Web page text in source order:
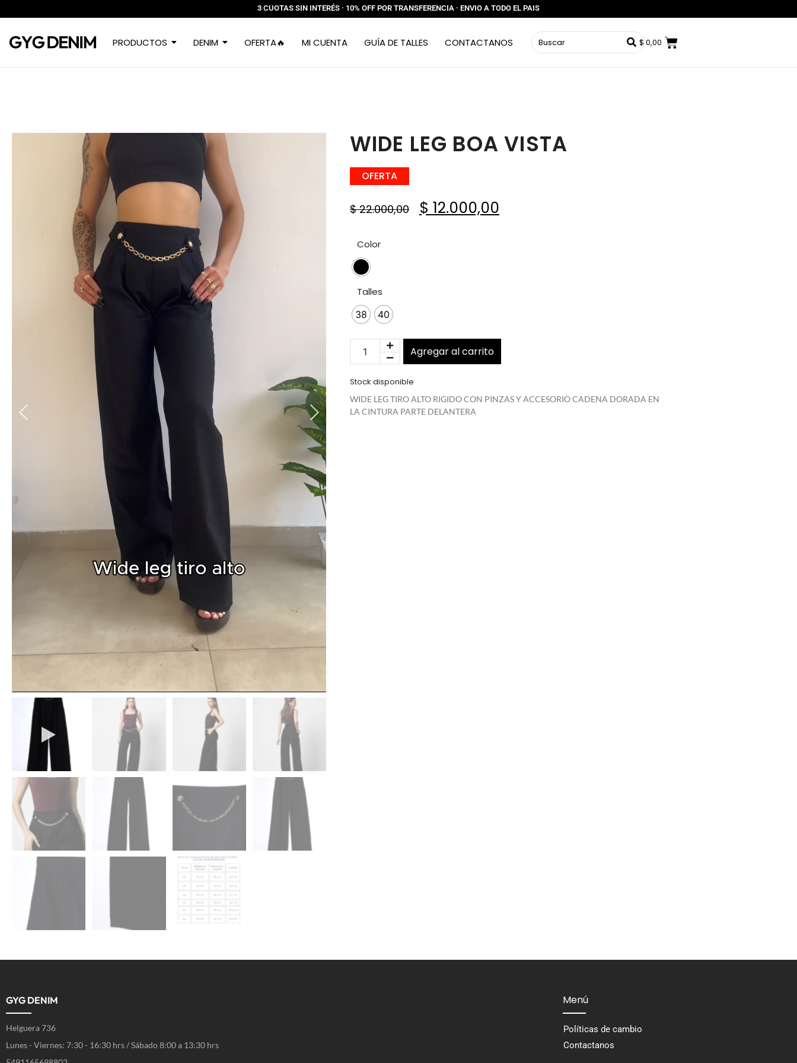
3 CUOTAS SIN INTERÉS · 10% OFF POR TRANSFERENCIA · ENVIO A TODO EL PAIS
PRODUCTOS DENIM OFERTA🔥 MI CUENTA GUÍA DE TALLES CONTACTANOS $0,00
100.00%
WIDE LEG BOA VISTA
OFERTA
$22.000,00 $ 12.000,00
Color
Talles
38 40
Agregar al carrito
Stock disponible
WIDE LEG TIRO ALTO RIGIDO CON PINZAS Y ACCESORIO CADENA DORADA EN
LA CINTURA PARTE DELANTERA
GYG DENIM
Helguera 736
Lunes - Viernes: 7:30 - 16:30 hrs / Sábado 8:00 a 13:30 hrs
Menú
Políticas de cambio
Contactanos